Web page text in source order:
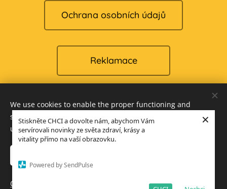
Stiskněte CHCI a dovolte nám, abychom Vám
servírovali novinky ze světa zdraví, krásy a
vitality přímo na vaší obrazovku.
Powered by SendPulse
×
Ochrana osobních údajů
Reklamace
Cookies
Languages
Čeština
We use cookies to enable the proper functioning and
security of our website, and to offer you the best possible
user experience.
Open advanced settings